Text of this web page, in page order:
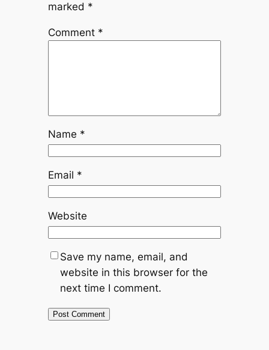
marked *
Comment *
Name *
Email *
Website
Save my name, email, and
website in this browser for the
next time I comment.